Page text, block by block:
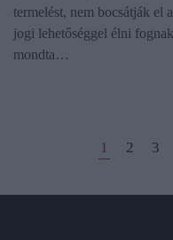
termelést, nem bocsátják el
jogi lehetőséggel élni
mondta…
1 2 3